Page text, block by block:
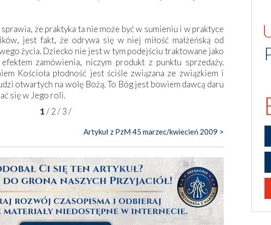
że praktyka ta nie może być w sumieniu i w praktyce
jest fakt, że odrywa się w niej miłość małżeńską od
życia. Dziecko nie jest w tym podejściu traktowane jako
zamówienia, niczym produkt z punktu sprzedaży.
Kościoła płodność jest ściśle związana ze związkiem i
otwartych na wolę Bożą. To Bóg jest bowiem dawcą daru
się w Jego roli.
1/2/3/
Artykuł z PzM 45 marzec/kwiecień 2009 >